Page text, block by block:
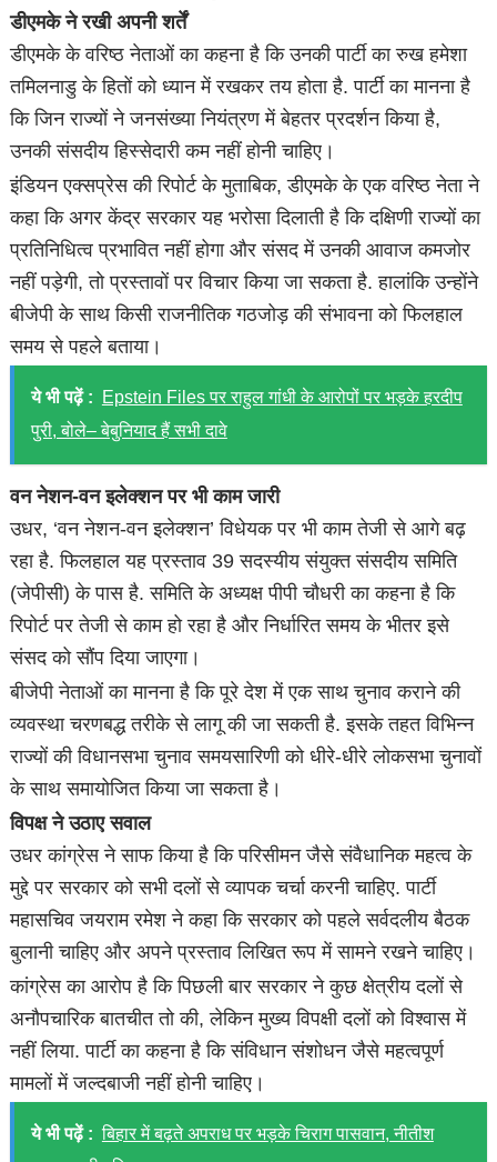
डीएमके ने रखी अपनी शर्तें
डीएमके के वरिष्ठ नेताओं का कहना है कि उनकी पार्टी का रुख हमेशा
तमिलनाडु के हितों को ध्यान में रखकर तय होता है. पार्टी का मानना है
कि जिन राज्यों ने जनसंख्या नियंत्रण में बेहतर प्रदर्शन किया है,
उनकी संसदीय हिस्सेदारी कम नहीं होनी चाहिए।
इंडियन एक्सप्रेस की रिपोर्ट के मुताबिक, डीएमके के एक वरिष्ठ नेता ने
कहा कि अगर केंद्र सरकार यह भरोसा दिलाती है कि दक्षिणी राज्यों का
प्रतिनिधित्व प्रभावित नहीं होगा और संसद में उनकी आवाज कमजोर
नहीं पड़ेगी, तो प्रस्तावों पर विचार किया जा सकता है. हालांकि उन्होंने
बीजेपी के साथ किसी राजनीतिक गठजोड़ की संभावना को फिलहाल
समय से पहले बताया।
ये भी पढ़ें :
Epstein Files पर राहुल गांधी के आरोपों पर भड़के हरदीप
पुरी, बोले– बेबुनियाद हैं सभी दावे
वन नेशन-वन इलेक्शन पर भी काम जारी
उधर, ‘वन नेशन-वन इलेक्शन’ विधेयक पर भी काम तेजी से आगे बढ़
रहा है. फिलहाल यह प्रस्ताव 39 सदस्यीय संयुक्त संसदीय समिति
(जेपीसी) के पास है. समिति के अध्यक्ष पीपी चौधरी का कहना है कि
रिपोर्ट पर तेजी से काम हो रहा है और निर्धारित समय के भीतर इसे
संसद को सौंप दिया जाएगा।
बीजेपी नेताओं का मानना है कि पूरे देश में एक साथ चुनाव कराने की
व्यवस्था चरणबद्ध तरीके से लागू की जा सकती है. इसके तहत विभिन्न
राज्यों की विधानसभा चुनाव समयसारिणी को धीरे-धीरे लोकसभा चुनावों
के साथ समायोजित किया जा सकता है।
विपक्ष ने उठाए सवाल
उधर कांग्रेस ने साफ किया है कि परिसीमन जैसे संवैधानिक महत्व के
मुद्दे पर सरकार को सभी दलों से व्यापक चर्चा करनी चाहिए. पार्टी
महासचिव जयराम रमेश ने कहा कि सरकार को पहले सर्वदलीय बैठक
बुलानी चाहिए और अपने प्रस्ताव लिखित रूप में सामने रखने चाहिए।
कांग्रेस का आरोप है कि पिछली बार सरकार ने कुछ क्षेत्रीय दलों से
अनौपचारिक बातचीत तो की, लेकिन मुख्य विपक्षी दलों को विश्वास में
नहीं लिया. पार्टी का कहना है कि संविधान संशोधन जैसे महत्वपूर्ण
मामलों में जल्दबाजी नहीं होनी चाहिए।
ये भी पढ़ें : बिहार में बढ़ते अपराध पर भड़के चिराग पासवान, नीतीश